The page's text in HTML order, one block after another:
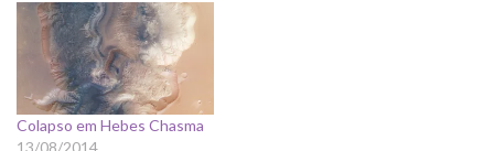
Colapso em Hebes Chasma